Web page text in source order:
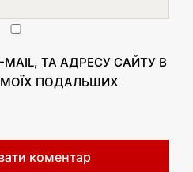
ТА АДРЕСУ САЙТУ В
МОЇХ ПОДАЛЬШИХ